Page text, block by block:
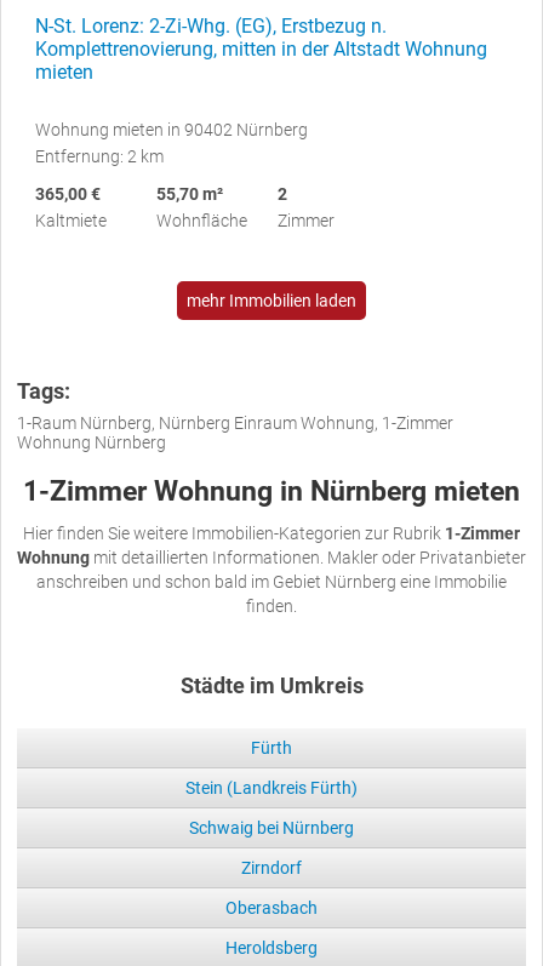
N-St. Lorenz: 2-Zi-Whg. (EG), Erstbezug n.
Komplettrenovierung, mitten in der Altstadt Wohnung
mieten
Wohnung mieten in 90402 Nürnberg
Entfernung: 2 km
365,00 €
Kaltmiete
55,70 m²
Wohnfläche
2
Zimmer
mehr Immobilien laden
Tags:
1-Raum Nürnberg, Nürnberg Einraum Wohnung, 1-Zimmer
Wohnung Nürnberg
1-Zimmer Wohnung in Nürnberg mieten
Hier finden Sie weitere Immobilien-Kategorien zur Rubrik 1-Zimmer
Wohnung mit detaillierten Informationen. Makler oder Privatanbieter
anschreiben und schon bald im Gebiet Nürnberg eine Immobilie
finden.
Städte im Umkreis
Fürth
Stein (Landkreis Fürth)
Schwaig bei Nürnberg
Zirndorf
Oberasbach
Heroldsberg